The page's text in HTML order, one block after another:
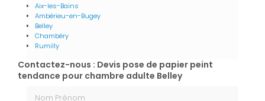
Aix-les-Bains
Ambérieu-en-Bugey
Belley
Chambéry
Rumilly
Contactez-nous : Devis pose de papier peint
tendance pour chambre adulte Belley